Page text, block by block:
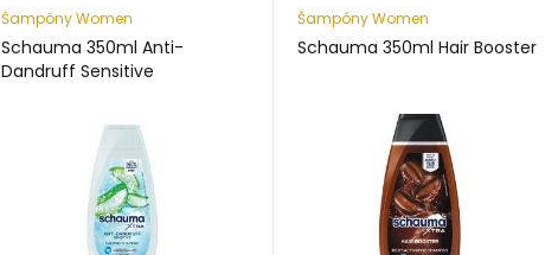
Šampóny Women
Schauma 350ml Anti-
Dandruff Sensitive
Šampóny Women
Schauma 350ml Hair Booster